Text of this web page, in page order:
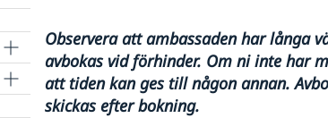
Observera att ambassaden har långa
avbokas vid förhinder. Om ni inte har
att tiden kan ges till någon annan.
skickas efter bokning.